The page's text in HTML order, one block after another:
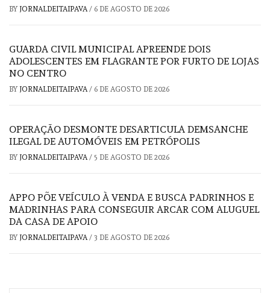
BY JORNALDEITAIPAVA/ 6 DE AGOSTO DE 2026
GUARDA CIVIL MUNICIPAL APREENDE DOIS
ADOLESCENTES EM FLAGRANTE POR FURTO DE LOJAS
NO CENTRO
BY JORNALDEITAIPAVA/ 6 DE AGOSTO DE 2026
OPERAÇÃO DESMONTE DESARTICULA DEMSANCHE
ILEGAL DE AUTOMÓVEIS EM PETRÓPOLIS
BY JORNALDEITAIPAVA/ 5 DE AGOSTO DE 2026
APPO PÕE VEÍCULO À VENDA E BUSCA PADRINHOS E
MADRINHAS PARA CONSEGUIR ARCAR COM ALUGUEL
DA CASA DE APOIO
BY JORNALDEITAIPAVA/ 3 DE AGOSTO DE 2026